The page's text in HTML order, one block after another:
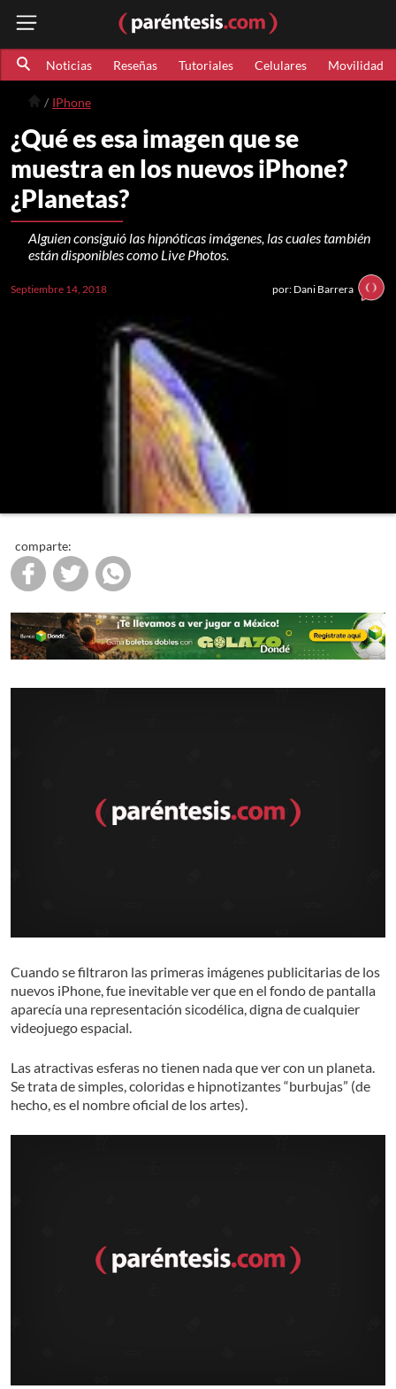
Noticias Reseñas Tutoriales Celulares Movilidad
IPhone
¿Qué es esa imagen que se
muestra en los nuevos iPhone?
¿Planetas?
Alguien consiguió las hipnóticas imágenes, las cuales también
están disponibles como Live Photos.
Septiembre 14, 2018 por: Dani Barrera
comparte:
Cuando se filtraron las primeras imágenes publicitarias de los
nuevos iPhone, fue inevitable ver que en el fondo de pantalla
aparecía una representación sicodélica, digna de cualquier
videojuego espacial.
Las atractivas esferas no tienen nada que ver con un planeta.
Se trata de simples, coloridas e hipnotizantes “burbujas” (de
hecho, es el nombre oficial de los artes).